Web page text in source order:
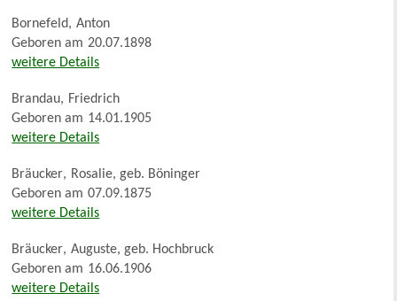
Bornefeld, Anton
Geboren am 20.07.1898
weitere Details
Brandau, Friedrich
Geboren am 14.01.1905
weitere Details
Bräucker, Rosalie, geb. Böninger
Geboren am 07.09.1875
weitere Details
Bräucker, Auguste, geb. Hochbruck
Geboren am 16.06.1906
weitere Details